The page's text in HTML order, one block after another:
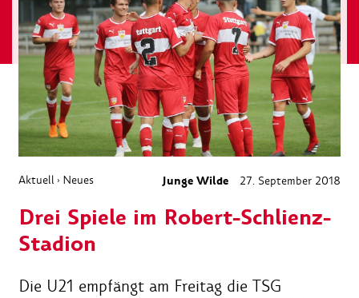
Aktuell › Neues Junge Wilde 27. September 2018
Drei Spiele im Robert-Schlienz-
Stadion
Die U21 empfängt am Freitag die TSG